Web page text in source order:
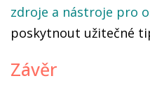
zdroje a nástroje pro
poskytnout užitečné
Závěr